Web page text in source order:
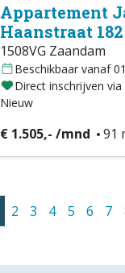
Appartement
Haanstraat 182
1508VG Zaandam
Beschikbaar vanaf
Direct inschrijven via
Nieuw
€ 1.505,- /mnd 91
2 3 4 5 6 7